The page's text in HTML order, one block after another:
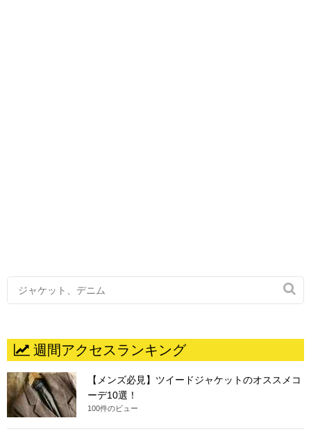

週間アクセスランキング
【メンズ必見】ツイードジャケットのオススメコ
ーデ10選！
100件のビュー